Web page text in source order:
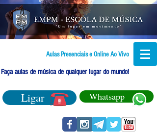
Aulas Presenciais e Online Ao Vivo
Faça aulas de música de qualquer lugar do mundo!
Ligar Whatsapp